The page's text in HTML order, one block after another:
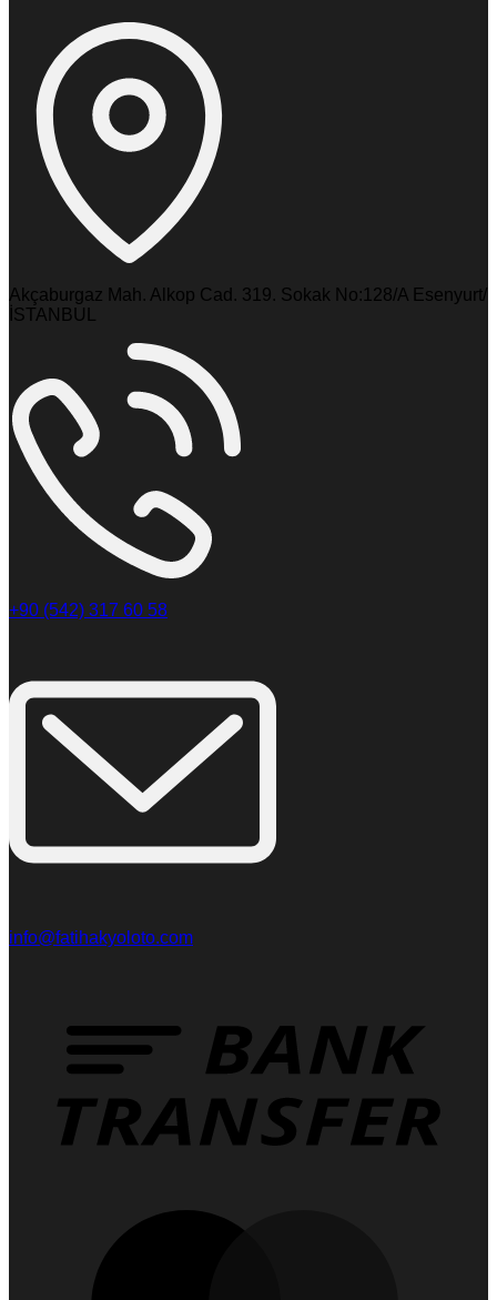
Akçaburgaz Mah. Alkop Cad. 319. Sokak No:128/A Esenyurt/
İSTANBUL
+90 (542) 317 60 58
info@fatihakyoloto.com